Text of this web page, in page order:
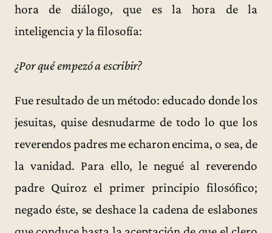
hora de diálogo, que es la hora de la
inteligencia y la filosofía:
¿Por qué empezó a escribir?
Fue resultado de un método: educado donde los
jesuitas, quise desnudarme de todo lo que los
reverendos padres me echaron encima, o sea, de
la vanidad. Para ello, le negué al reverendo
padre Quiroz el primer principio filosófico;
negado éste, se deshace la cadena de eslabones